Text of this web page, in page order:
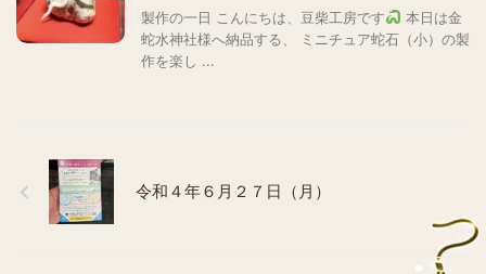
製作の一日 こんにちは、豆柴工房です
本日は金
蛇水神社様へ納品する、 ミニチュア蛇石（小）の製
作を楽し ...
令和４年６月２７日（月）